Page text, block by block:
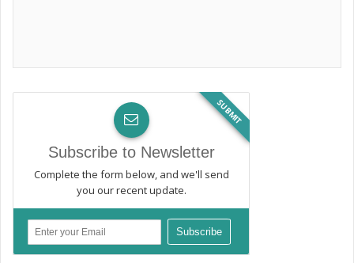
SUBMIT
Subscribe to Newsletter
Complete the form below, and we'll send
you our recent update.